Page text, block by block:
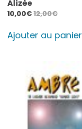
Alizée
10,00€12,00€
Ajouter au panier